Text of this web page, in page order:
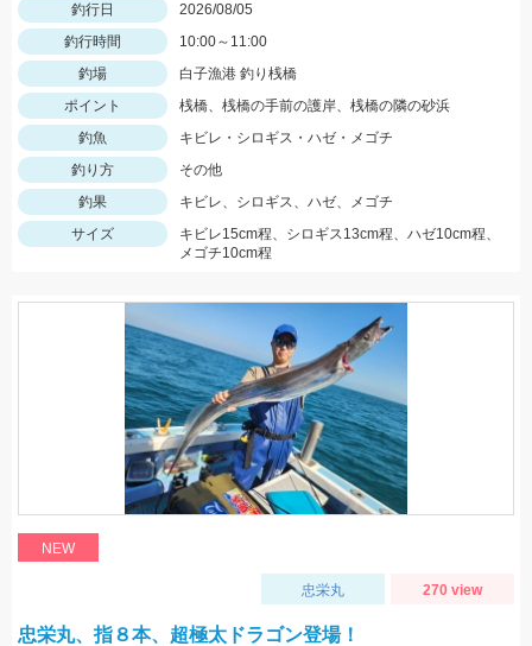
釣行日
2026/08/05
釣行時間
10:00～11:00
釣場
白子漁港 釣り桟橋
ポイント
桟橋、桟橋の手前の護岸、桟橋の隣の砂浜
釣魚
キビレ・シロギス・ハゼ・メゴチ
釣り方
その他
釣果
キビレ、シロギス、ハゼ、メゴチ
サイズ
キビレ15cm程、シロギス13cm程、ハゼ10cm程、
メゴチ10cm程
NEW
忠栄丸 270 view
忠栄丸、指８本、超極太ドラゴン登場！